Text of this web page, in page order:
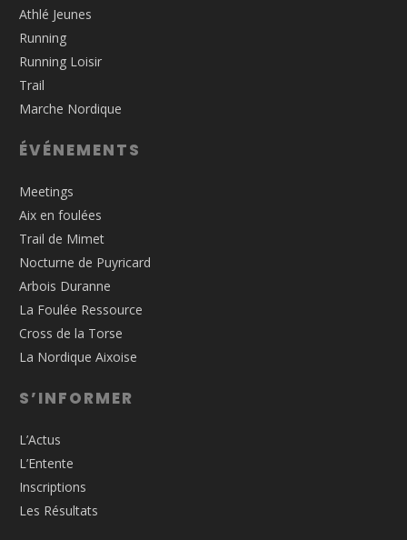
Athlé Jeunes
Running
Running Loisir
Trail
Marche Nordique
ÉVÉNEMENTS
Meetings
Aix en foulées
Trail de Mimet
Nocturne de Puyricard
Arbois Duranne
La Foulée Ressource
Cross de la Torse
La Nordique Aixoise
S’INFORMER
L’Actus
L’Entente
Inscriptions
Les Résultats